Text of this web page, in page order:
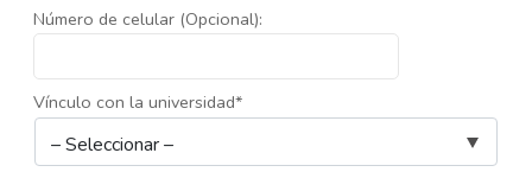
Número de celular (Opcional):
Vínculo con la universidad*